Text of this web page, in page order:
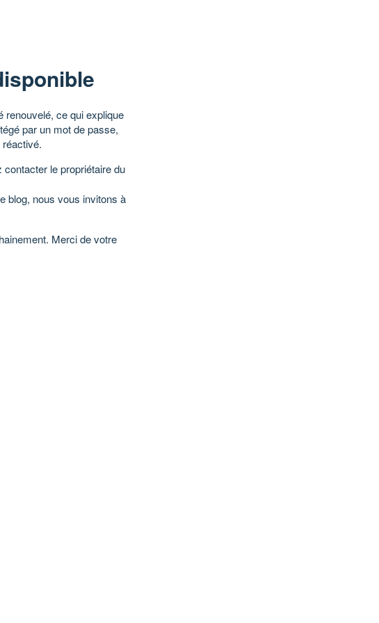
renouvelé, ce qui explique
par un mot de passe,
réactivé.
le propriétaire du
blog, nous vous invitons à
Merci de votre